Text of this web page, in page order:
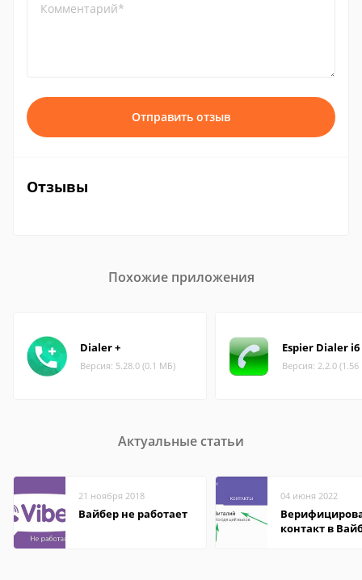
Комментарий*
Отправить отзыв
Отзывы
Похожие приложения
Dialer +
Версия: 5.28.0 (0.1 МБ)
Espier Dialer i6
Версия: 2.2.0
Актуальные статьи
21 ноября 2018
Вайбер не работает
04 июня 2022
контакт в